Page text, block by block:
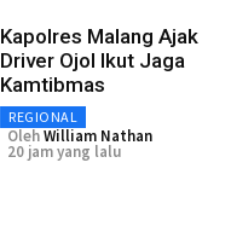
Kapolres Malang Ajak
Driver Ojol Ikut Jaga
Kamtibmas
REGIONAL
OlehWilliam Nathan
20 jam yang lalu